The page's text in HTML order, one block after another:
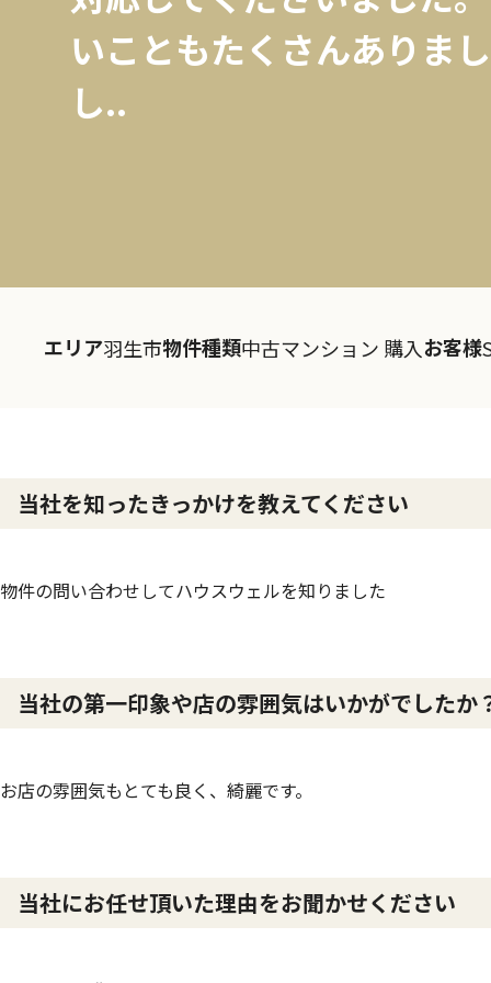
いこともたくさんありま
し..
エリア羽生市物件種類中古マンション 購入お客様
当社を知ったきっかけを教えてください
物件の問い合わせしてハウスウェルを知りました
当社の第一印象や店の雰囲気はいかがでした
お店の雰囲気もとても良く、綺麗です。
当社にお任せ頂いた理由をお聞かせください